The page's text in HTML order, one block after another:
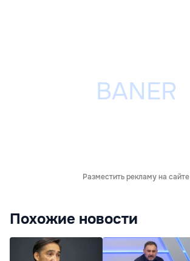
Разместить рекламу на сайте
Похожие новости